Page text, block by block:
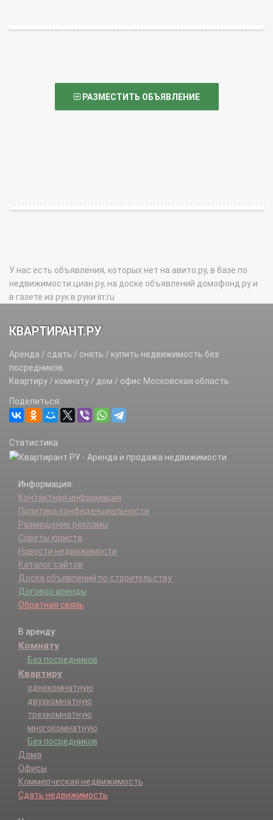
РАЗМЕСТИТЬ ОБЪЯВЛЕНИЕ
У нас есть объявления, которых нет на авито.ру, в базе по
недвижимости циан.ру, на доске объявлений домофонд.ру и
в газете из рук в руки irr.ru
КВАРТИРАНТ.РУ
Аренда / сдать / снять / купить недвижимость без
посредников.
Квартиру / комнату / дом / офис Московская область
Поделиться:
Статистика:
Информация:
Контактная информация
Политика конфиденциальности
Размещение рекламы
Советы юриста
Новости недвижимости
Каталог сайтов
Доска объявлений по строительству
Договор аренды
Обратная связь
В аренду:
Комнату
Без посредников
Квартиру
однокомнатную
двухкомнатную
трехкомнатную
многокомнатную
Без посредников
Дома
Офисы
Коммерческая недвижимость
Сдать недвижимость